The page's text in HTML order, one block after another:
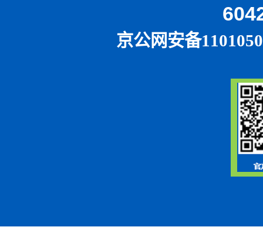
京公网安备